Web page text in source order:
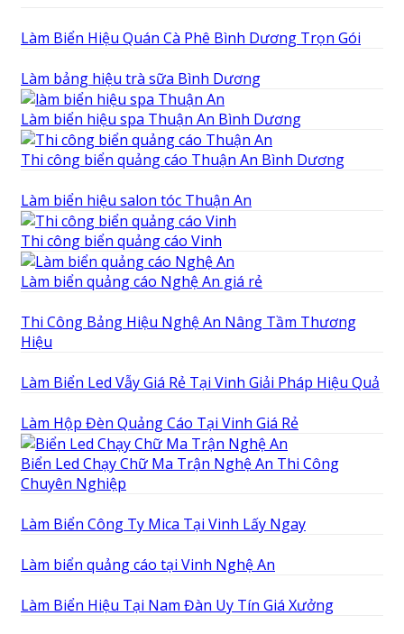
Làm Biển Hiệu Quán Cà Phê Bình Dương Trọn Gói
Làm bảng hiệu trà sữa Bình Dương
Làm biển hiệu spa Thuận An Bình Dương
Thi công biển quảng cáo Thuận An Bình Dương
Làm biển hiệu salon tóc Thuận An
Thi công biển quảng cáo Vinh
Làm biển quảng cáo Nghệ An giá rẻ
Thi Công Bảng Hiệu Nghệ An Nâng Tầm Thương
Hiệu
Làm Biển Led Vẫy Giá Rẻ Tại Vinh Giải Pháp Hiệu Quả
Làm Hộp Đèn Quảng Cáo Tại Vinh Giá Rẻ
Biển Led Chạy Chữ Ma Trận Nghệ An Thi Công
Chuyên Nghiệp
Làm Biển Công Ty Mica Tại Vinh Lấy Ngay
Làm biển quảng cáo tại Vinh Nghệ An
Làm Biển Hiệu Tại Nam Đàn Uy Tín Giá Xưởng